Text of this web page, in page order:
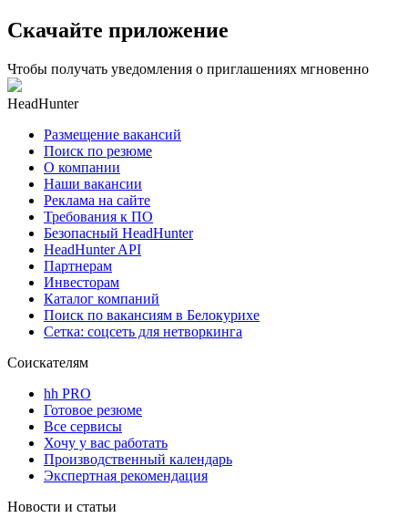
Скачайте приложение
Чтобы получать уведомления о приглашениях мгновенно
HeadHunter
Размещение вакансий
Поиск по резюме
О компании
Наши вакансии
Реклама на сайте
Требования к ПО
Безопасный HeadHunter
HeadHunter API
Партнерам
Инвесторам
Каталог компаний
Поиск по вакансиям в Белокурихе
Сетка: соцсеть для нетворкинга
Соискателям
hh PRO
Готовое резюме
Все сервисы
Хочу у вас работать
Производственный календарь
Экспертная рекомендация
Новости и статьи